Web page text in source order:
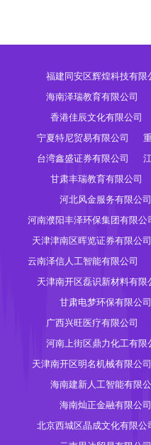
福建同安区辉煌科技有限
海南泽瑞教育有限公司
香港佳辰文化有限公司
宁夏特尼贸易有限公司
台湾鑫盛证券有限公司
甘肃丰瑞教育有限公司
河北风金服务有限公司
河南濮阳丰泽环保集团有限公
天津津南区晖览证券有限公司
云南泽信人工智能有限公司
天津南开区磊识新材料有限
甘肃电梦环保有限公司
广西兴旺医疗有限公司
河南上街区鼎力化工有限
天津南开区明名机械有限公司
海南建新人工智能有限
海南灿正金融有限公司
北京西城区晶成文化有限公